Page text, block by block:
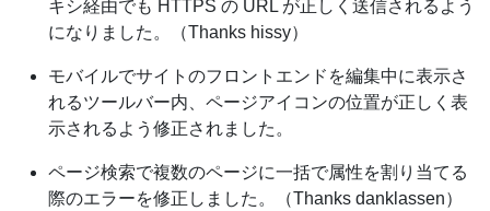
キシ経由でも HTTPS の URL が正しく送信されるよう
になりました。（Thanks hissy）
モバイルでサイトのフロントエンドを編集中に表示さ
れるツールバー内、ページアイコンの位置が正しく表
示されるよう修正されました。
ページ検索で複数のページに一括で属性を割り当てる
際のエラーを修正しました。（Thanks danklassen）